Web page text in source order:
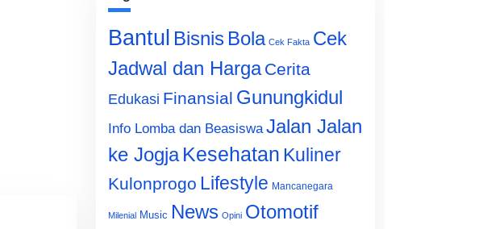
Bantul Bisnis Bola Cek Fakta Cek
Jadwal dan Harga Cerita
Edukasi Finansial Gunungkidul
Info Lomba dan Beasiswa Jalan Jalan
ke Jogja Kesehatan Kuliner
Kulonprogo Lifestyle Mancanegara
Milenial Music News Opini Otomotif